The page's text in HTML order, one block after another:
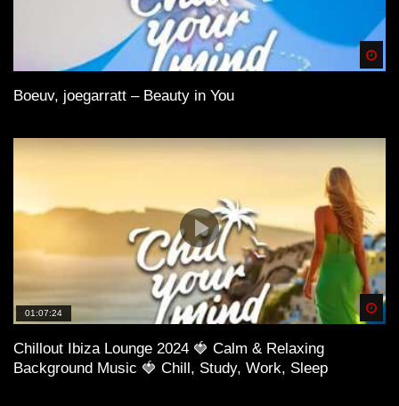
Boeuv, joegarratt – Beauty in You
01:07:24
Chillout Ibiza Lounge 2024 🍓 Calm & Relaxing
Background Music 🍓 Chill, Study, Work, Sleep